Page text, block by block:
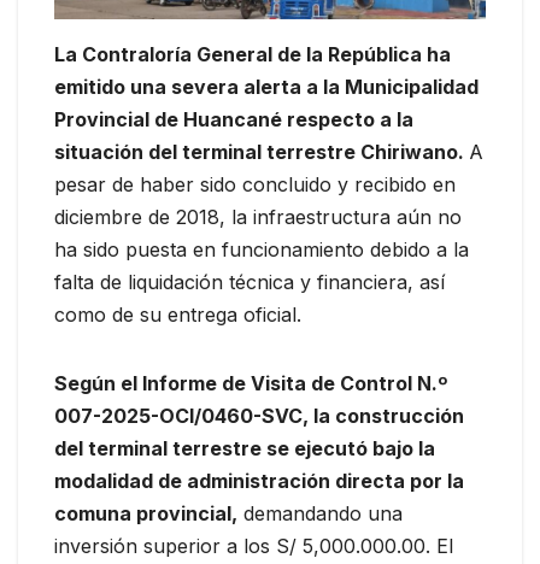
La Contraloría General de la República ha
emitido una severa alerta a la Municipalidad
Provincial de Huancané respecto a la
situación del terminal terrestre Chiriwano. A
pesar de haber sido concluido y recibido en
diciembre de 2018, la infraestructura aún no
ha sido puesta en funcionamiento debido a la
falta de liquidación técnica y financiera, así
como de su entrega oficial.
Según el Informe de Visita de Control N.º
007-2025-OCI/0460-SVC, la construcción
del terminal terrestre se ejecutó bajo la
modalidad de administración directa por la
comuna provincial, demandando una
inversión superior a los S/ 5,000.000.00. El